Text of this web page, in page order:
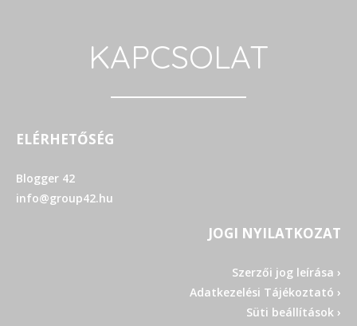
KAPCSOLAT
ELÉRHETŐSÉG
Blogger 42
info@group42.hu
JOGI NYILATKOZAT
Szerzői jog leírása ›
Adatkezelési Tájékoztató ›
Süti beállítások ›